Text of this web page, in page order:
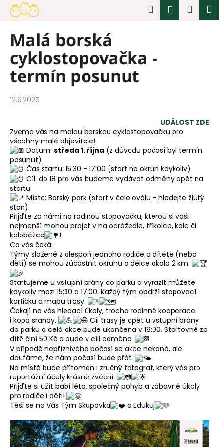
Přejít
obsah
Hledat
Malá borská
cyklostopovačka -
termín posunut
12.9.2025
UDÁLOST ZDE
Zveme vás na malou borskou cyklostopovačku pro
všechny malé objevitele!
Datum: středa 1. října (z důvodu počasí byl termín
posunut)
Čas startu: 15:30 - 17:00 (start na okruh kdykoliv)
Cíl: do 18 pro vás budeme vydávat odměny opět na
startu
Místo: Borský park (start v čele oválu - hledejte žlutý
stan)
Přijďte za námi na rodinou stopovačku, kterou si vaši
nejmenší mohou projet v na odrážedle, tříkolce, kole či
koloběžce
!
Co vás čeká:
Týmy složené z alespoň jednoho rodiče a dítěte (nebo
dětí) se mohou zúčastnit okruhu o délce okolo 2 km.
Startujeme u vstupní brány do parku a vyrazit můžete
kdykoliv mezi 15:30 a 17:00. Každý tým obdrží stopovací
kartičku a mapu trasy.
Čekají na vás hledací úkoly, trocha rodinné kooperace
i kopa srandy.
Cíl trasy je opět u vstupní brány
do parku a celá akce bude ukončena v 18:00. Startovné za
dítě činí 50 Kč a bude v cíli odměno.
V případě nepříznivého počasí se akce nekoná, ale
doufáme, že nám počasí bude přát.
Na místě bude přítomen i zručný fotograf, který vás pro
reportážní účely krásně zvěční.
Přijďte si užít babí léto, společný pohyb a zábavné úkoly
pro rodiče i děti!
Těší se na Vás Tým Skupovka
a Edukuj
o
C
o
p
o
t
ř
b
u
j
e
t
e
n
a
j
í
t
?
HLEDAT
D
o
p
o
r
u
č
u
j
e